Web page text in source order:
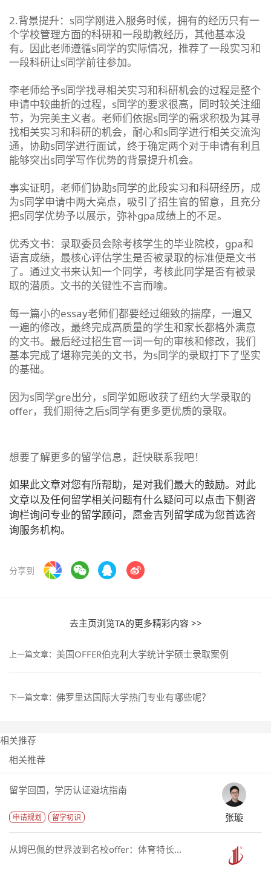
2.背景提升：s同学刚进入服务时候，拥有的经历只有一
个学校管理方面的科研和一段助教经历，其他基本没
有。因此老师遵循s同学的实际情况，推荐了一段实习和
一段科研让s同学前往参加。
李老师给予s同学找寻相关实习和科研机会的过程是整个
申请中较曲折的过程，s同学的要求很高，同时较关注细
节，为完美主义者。老师们依据s同学的需求积极为其寻
找相关实习和科研的机会，耐心和s同学进行相关交流沟
通，协助s同学进行面试，终于确定两个对于申请有利且
能够突出s同学写作优势的背景提升机会。
事实证明，老师们协助s同学的此段实习和科研经历，成
为s同学申请中两大亮点，吸引了招生官的留意，且充分
把s同学优势予以展示，弥补gpa成绩上的不足。
优秀文书：录取委员会除考核学生的毕业院校，gpa和
语言成绩，最核心评估学生是否被录取的标准便是文书
了。通过文书来认知一个同学，考核此同学是否有被录
取的潜质。文书的关键性不言而喻。
每一篇小的essay老师们都要经过细致的揣摩，一遍又
一遍的修改，最终完成高质量的学生和家长都格外满意
的文书。最后经过招生官一词一句的审核和修改，我们
基本完成了堪称完美的文书，为s同学的录取打下了坚实
的基础。
因为s同学gre出分，s同学如愿收获了纽约大学录取的
offer，我们期待之后s同学有更多更优质的录取。
想要了解更多的留学信息，赶快联系我吧！
如果此文章对您有所帮助，是对我们最大的鼓励。对此
文章以及任何留学相关问题有什么疑问可以点击下侧咨
询栏询问专业的留学顾问，愿金吉列留学成为您首选咨
询服务机构。
分享到
去主页浏览TA的更多精彩内容 >>
上一篇文章： 美国OFFER伯克利大学统计学硕士录取案例
下一篇文章： 佛罗里达国际大学热门专业有哪些呢？
相关推荐
相关推荐
留学回国，学历认证避坑指南
申请规划 留学初识 张璇
从姆巴佩的世界波到名校offer：体育特长...